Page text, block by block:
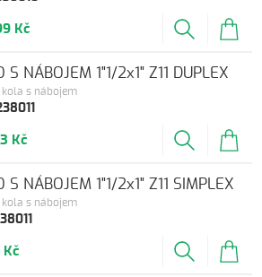
Kč
kola s nábojem
S NÁBOJEM 1"1/2x1" Z11 DUPLEX
Kč
kola s nábojem
S NÁBOJEM 1"1/2x1" Z11 SIMPLEX
Kč